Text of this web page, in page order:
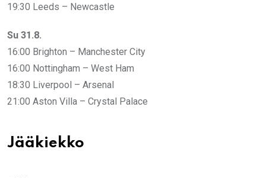
19:30 Leeds – Newcastle
Su 31.8.
16:00 Brighton – Manchester City
16:00 Nottingham – West Ham
18:30 Liverpool – Arsenal
21:00 Aston Villa – Crystal Palace
Jääkiekko